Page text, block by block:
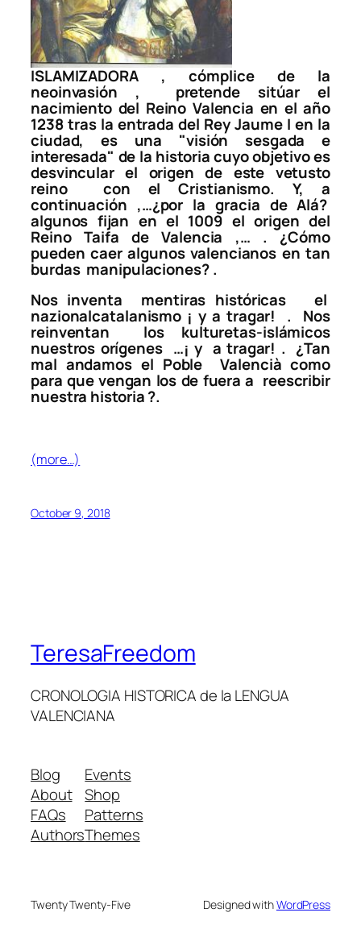
ISLAMIZADORA , cómplice de la
neoinvasión , pretende sitúar el
nacimiento del Reino Valencia en el año
1238 tras la entrada del Rey Jaume I en la
ciudad, es una "visión sesgada e
interesada" de la historia cuyo objetivo es
desvincular el origen de este vetusto
reino con el Cristianismo. Y, a
continuación ,…¿por la gracia de Alá?
algunos fijan en el 1009 el origen del
Reino Taifa de Valencia ,… . ¿Cómo
pueden caer algunos valencianos en tan
burdas manipulaciones? .
Nos inventa
mentiras históricas el
nazionalcatalanismo ¡ y a tragar! . Nos
reinventan los kulturetas-islámicos
nuestros orígenes …¡ y a tragar! . ¿Tan
mal andamos el Poble Valencià como
para que vengan los de fuera a reescribir
nuestra historia ?.
(more…)
October 9, 2018
TeresaFreedom
CRONOLOGIA HISTORICA de la LENGUA
VALENCIANA
Blog
About
FAQs
Authors
Events
Shop
Patterns
Themes
Twenty Twenty-Five Designed withWordPress